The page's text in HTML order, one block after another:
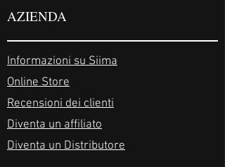
AZIENDA
Informazioni su Siima
Online Store
Recensioni dei clienti
Diventa un affiliato
Diventa un Distributore